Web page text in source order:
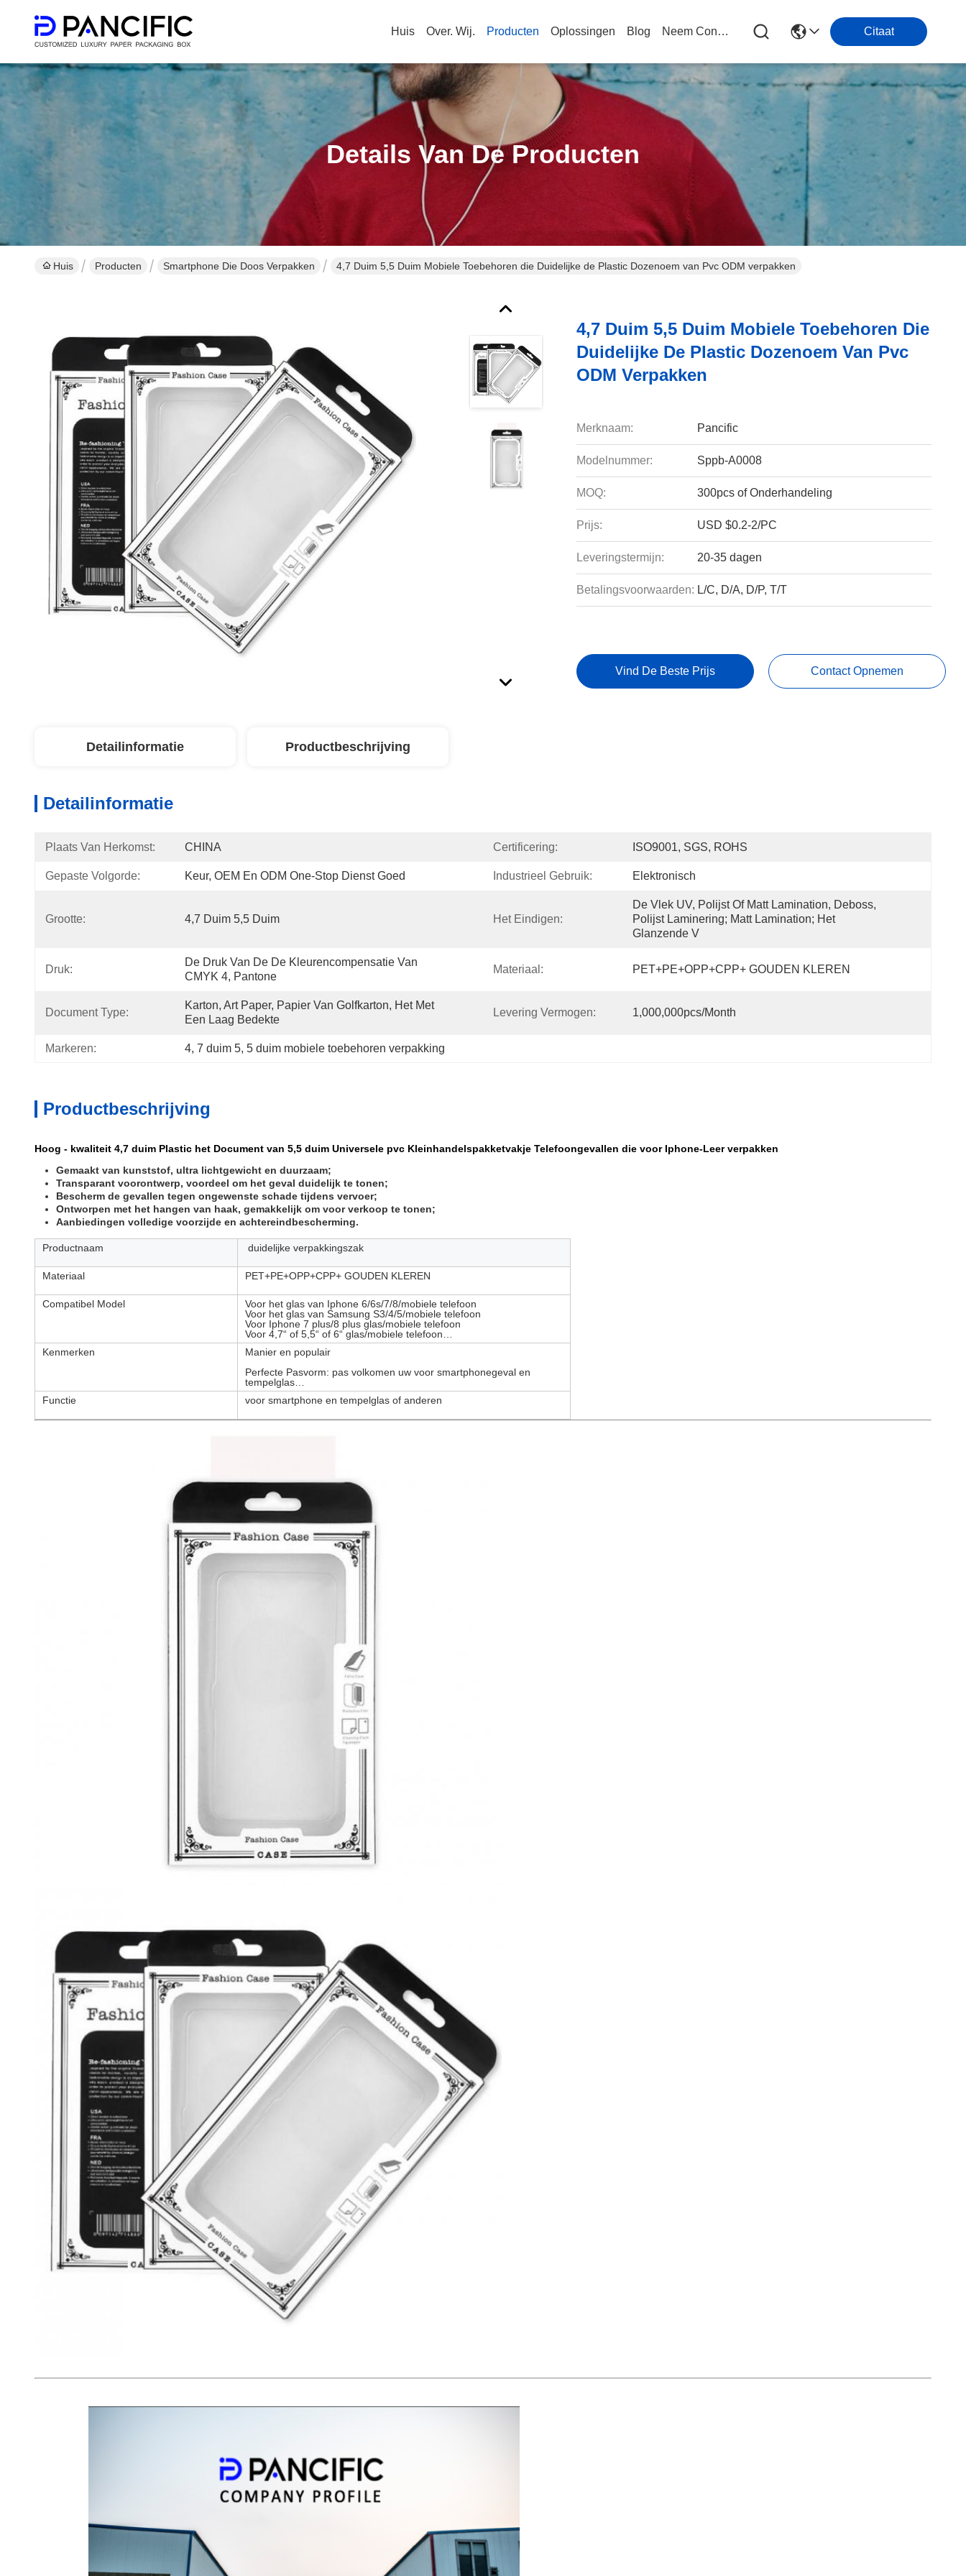
Huis Over. Wij. Producten Oplossingen Blog Neem Contact Met Ons Op Citaat
Details Van De Producten
Huis Producten Smartphone Die Doos Verpakken 4,7 Duim 5,5 Duim Mobiele Toebehoren die Duidelijke de Plastic Dozenoem van Pvc ODM verpakken
4,7 Duim 5,5 Duim Mobiele Toebehoren Die
Duidelijke De Plastic Dozenoem Van Pvc
ODM Verpakken
Merknaam: Pancific
Modelnummer: Sppb-A0008
MOQ: 300pcs of Onderhandeling
Prijs: USD $0.2-2/PC
Leveringstermijn: 20-35 dagen
Betalingsvoorwaarden: L/C, D/A, D/P, T/T
Vind De Beste Prijs Contact Opnemen
Detailinformatie Productbeschrijving
Detailinformatie
Plaats Van Herkomst: CHINA Certificering: ISO9001, SGS, ROHS
Gepaste Volgorde: Keur, OEM En ODM One-Stop Dienst Goed Industrieel Gebruik: Elektronisch
Grootte: 4,7 Duim 5,5 Duim Het Eindigen:
De Vlek UV, Polijst Of Matt Lamination, Deboss,
Polijst Laminering; Matt Lamination; Het
Glanzende V
Druk:
De Druk Van De De Kleurencompensatie Van
CMYK 4, Pantone
Materiaal: PET+PE+OPP+CPP+ GOUDEN KLEREN
Document Type:
Karton, Art Paper, Papier Van Golfkarton, Het Met
Een Laag Bedekte
Levering Vermogen: 1,000,000pcs/month
Markeren: 4, 7 duim 5, 5 duim mobiele toebehoren verpakking
Productbeschrijving
Hoog - kwaliteit 4,7 duim Plastic het Document van 5,5 duim Universele pvc Kleinhandelspakketvakje Telefoongevallen die voor Iphone-Leer verpakken
Gemaakt van kunststof, ultra lichtgewicht en duurzaam;
Transparant voorontwerp, voordeel om het geval duidelijk te tonen;
Bescherm de gevallen tegen ongewenste schade tijdens vervoer;
Ontworpen met het hangen van haak, gemakkelijk om voor verkoop te tonen;
Aanbiedingen volledige voorzijde en achtereindbescherming.
Productnaam duidelijke verpakkingszak
Materiaal PET+PE+OPP+CPP+ GOUDEN KLEREN
Compatibel Model
Voor het glas van Iphone 6/6s/7/8/mobiele telefoon
Voor het glas van Samsung S3/4/5/mobiele telefoon
Voor Iphone 7 plus/8 plus glas/mobiele telefoon
Voor 4,7“ of 5,5“ of 6“ glas/mobiele telefoon…
Kenmerken
Manier en populair
Perfecte Pasvorm: pas volkomen uw voor smartphonegeval en
tempelglas…
Functie
voor smartphone en tempelglas of anderen